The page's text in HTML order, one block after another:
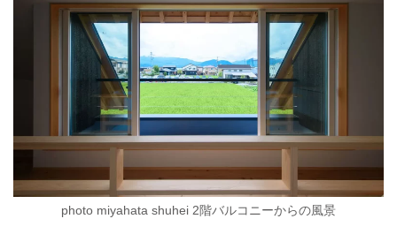
photo miyahata shuhei 2階バルコニーからの風景